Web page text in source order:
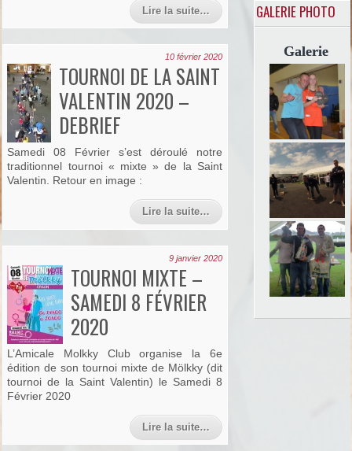
Lire la suite…
10 février 2020
TOURNOI DE LA SAINT
VALENTIN 2020 –
DEBRIEF
Samedi 08 Février s’est déroulé notre
traditionnel tournoi « mixte » de la Saint
Valentin. Retour en image :
Lire la suite…
9 janvier 2020
TOURNOI MIXTE –
SAMEDI 8 FÉVRIER
2020
L’Amicale Molkky Club organise la 6e
édition de son tournoi mixte de Mölkky (dit
tournoi de la Saint Valentin) le Samedi 8
Février 2020
Lire la suite…
GALERIE PHOTO
Galerie